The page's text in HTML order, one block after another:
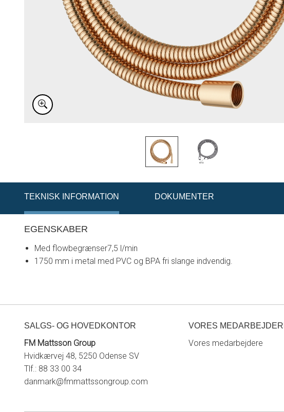
TEKNISK INFORMATION DOKUMENTER
EGENSKABER
Med flowbegrænser7,5 l/min
1750 mm i metal med PVC og BPA fri slange indvendig.
SALGS- OG HOVEDKONTOR
FM Mattsson Group
Hvidkærvej 48, 5250 Odense SV
Tlf.: 88 33 00 34
danmark@fmmattssongroup.com
VORES
Vores medarbejdere